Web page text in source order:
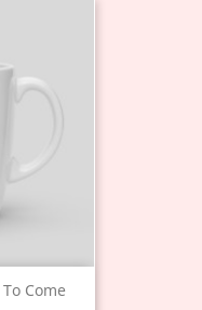
Come